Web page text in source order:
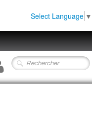
Select Language ▼